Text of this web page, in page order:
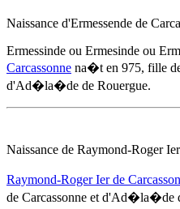
Naissance d'Ermessende de
Ermessinde ou Ermesinde ou
Carcassonne na�t en 975, fille
d'Ad�la�de de Rouergue.
Naissance de Raymond-Roger
Raymond-Roger Ier de
de Carcassonne et d'Ad�la�de